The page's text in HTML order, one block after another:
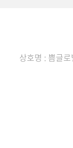
상호명 : 쁨글로